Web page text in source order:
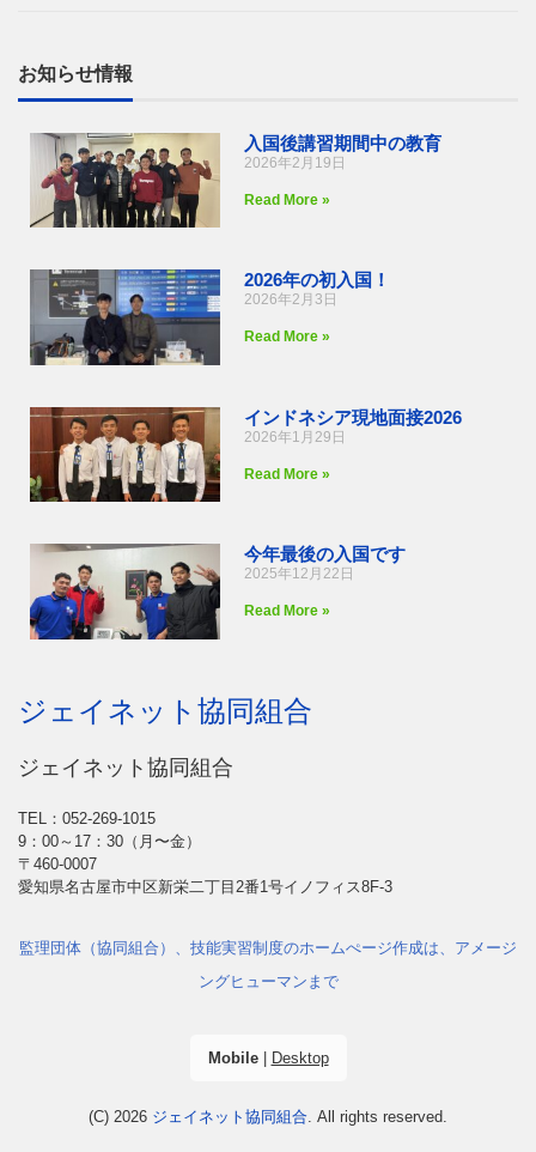
お知らせ情報
入国後講習期間中の教育
2026年2月19日
Read More »
2026年の初入国！
2026年2月3日
Read More »
インドネシア現地面接2026
2026年1月29日
Read More »
今年最後の入国です
2025年12月22日
Read More »
ジェイネット協同組合
ジェイネット協同組合
TEL：052-269-1015
9：00～17：30（月〜金）
〒460-0007
愛知県名古屋市中区新栄二丁目2番1号イノフィス8F-3
監理団体（協同組合）、技能実習制度のホームぺージ作成は、アメージ
ングヒューマンまで
Mobile| Desktop
(C) 2026 ジェイネット協同組合. All rights reserved.